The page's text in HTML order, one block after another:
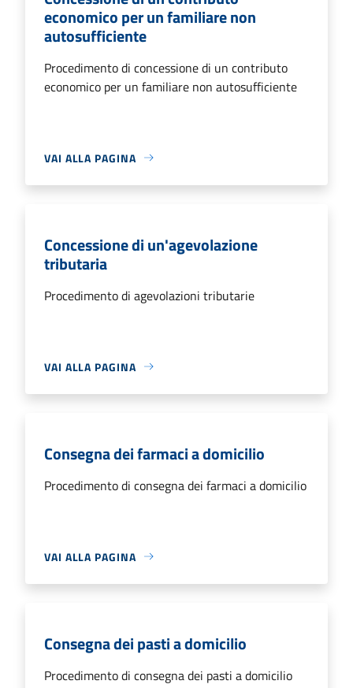
economico per un familiare non
autosufficiente
Procedimento di concessione di un contributo
economico per un familiare non autosufficiente
VAI ALLA PAGINA
Concessione di un'agevolazione
tributaria
Procedimento di agevolazioni tributarie
VAI ALLA PAGINA
Consegna dei farmaci a domicilio
Procedimento di consegna dei farmaci a domicilio
VAI ALLA PAGINA
Consegna dei pasti a domicilio
Procedimento di consegna dei pasti a domicilio